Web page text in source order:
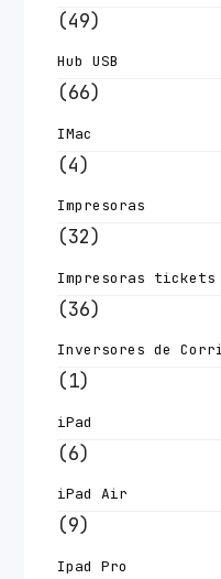
(49)
Hub USB
(66)
IMac
(4)
Impresoras
(32)
Impresoras tickets
(36)
Inversores de
(1)
iPad
(6)
iPad Air
(9)
Ipad Pro